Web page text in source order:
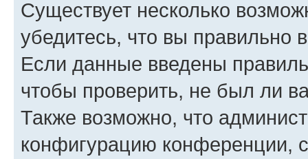
Существует несколько
убедитесь, что вы правильно
Если данные введены
чтобы проверить, не был ли
Также возможно, что
конфигурацию конференции,